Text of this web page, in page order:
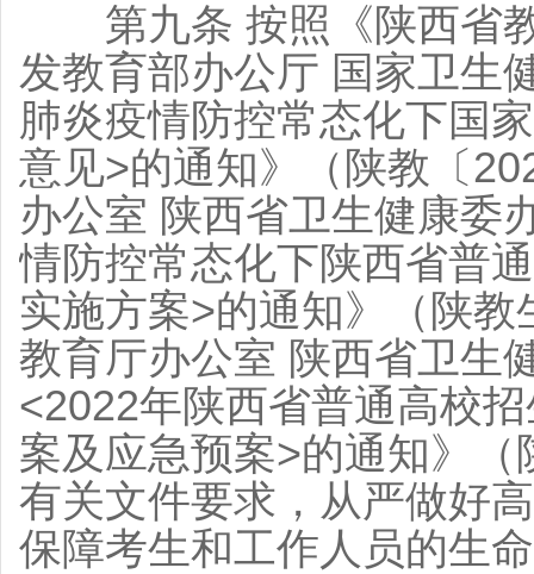
第九条 按照《陕西省教
发教育部办公厅 国家卫生
肺炎疫情防控常态化下国
意见>的通知》（陕教〔
办公室 陕西省卫生健康委
情防控常态化下陕西省普
实施方案>的通知》（陕
教育厅办公室 陕西省卫生
<2022年陕西省普通高校
案及应急预案>的通知》
有关文件要求，从严做好
保障考生和工作人员的生